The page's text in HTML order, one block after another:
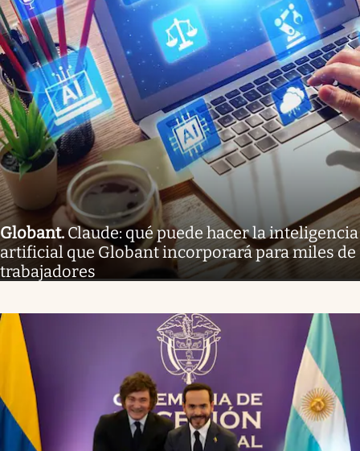
Globant.Claude: qué puede hacer la inteligencia
artificial que Globant incorporará para miles de
trabajadores